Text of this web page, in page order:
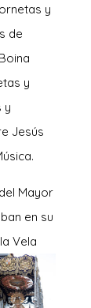
y
de
y
y
Jesús
Mayor
en su
Vela